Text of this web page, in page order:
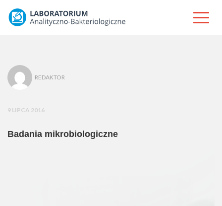
REDAKTOR
9 LIPCA 2016
Badania mikrobiologiczne